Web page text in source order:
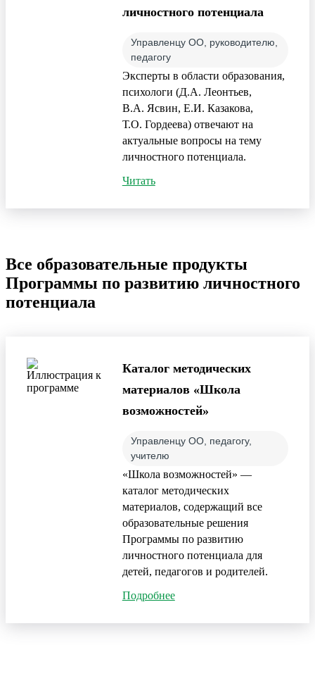
личностного потенциала
Управленцу ОО, руководителю,
педагогу
Эксперты в области образования,
психологи (Д.А. Леонтьев,
В.А. Ясвин, Е.И. Казакова,
Т.О. Гордеева) отвечают на
актуальные вопросы на тему
личностного потенциала.
Читать
Все образовательные продукты
Программы по развитию личностного
потенциала
Каталог методических
материалов «Школа
возможностей»
Управленцу ОО, педагогу,
учителю
«Школа возможностей» —
каталог методических
материалов, содержащий все
образовательные решения
Программы по развитию
личностного потенциала для
детей, педагогов и родителей.
Подробнее